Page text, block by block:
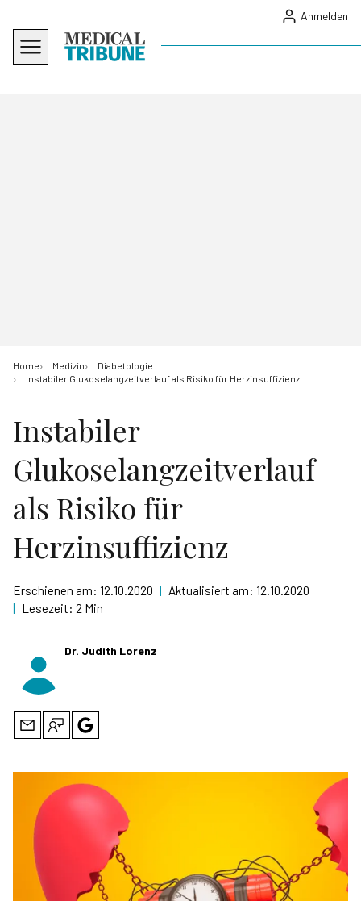
Anmelden
Home Medizin
Diabetologie
Instabiler Glukoselangzeitverlauf als Risiko für Herzinsuffizienz
Instabiler
Glukoselangzeitverlauf
als Risiko für
Herzinsuffizienz
Erschienen am: 12.10.2020 | Aktualisiert am: 12.10.2020
| Lesezeit: 2 Min
Dr. Judith Lorenz